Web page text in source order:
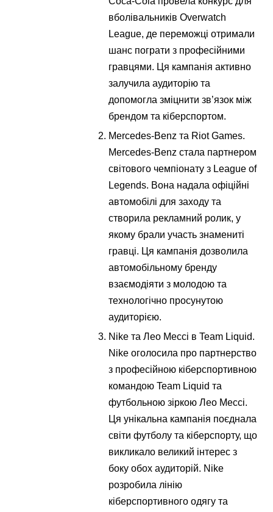
вболівальників Overwatch
League, де переможці отримали
шанс пограти з професійними
гравцями. Ця кампанія активно
залучила аудиторію та
допомогла зміцнити зв’язок між
брендом та кіберспортом.
Mercedes-Benz та Riot Games.
Mercedes-Benz стала партнером
світового чемпіонату з League of
Legends. Вона надала офіційні
автомобілі для заходу та
створила рекламний ролик, у
якому брали участь знамениті
гравці. Ця кампанія дозволила
автомобільному бренду
взаємодіяти з молодою та
технологічно просунутою
аудиторією.
Nike та Лео Мессі в Team Liquid.
Nike оголосила про партнерство
з професійною кіберспортивною
командою Team Liquid та
футбольною зіркою Лео Мессі.
Ця унікальна кампанія поєднала
світи футболу та кіберспорту, що
викликало великий інтерес з
боку обох аудиторій. Nike
розробила лінію
кіберспортивного одягу та